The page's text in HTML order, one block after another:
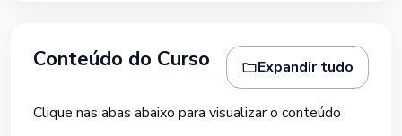
Conteúdo do Curso Expandir tudo
Clique nas abas abaixo para visualizar o conteúdo